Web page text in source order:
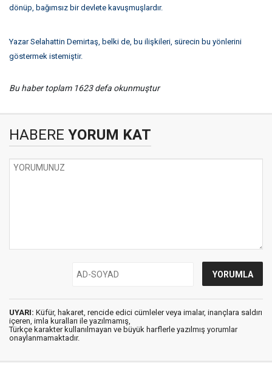
dönüp, bağımsız bir devlete kavuşmuşlardır.
Yazar Selahattin Demirtaş, belki de, bu ilişkileri, sürecin bu yönlerini
göstermek istemiştir.
Bu haber toplam 1623 defa okunmuştur
HABERE YORUM KAT
UYARI: Küfür, hakaret, rencide edici cümleler veya imalar, inançlara saldırı
içeren, imla kuralları ile yazılmamış,
Türkçe karakter kullanılmayan ve büyük harflerle yazılmış yorumlar
onaylanmamaktadır.